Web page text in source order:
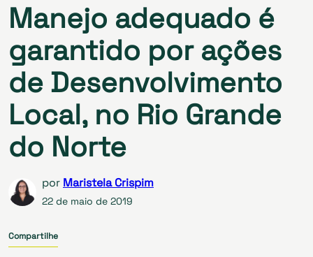
Manejo adequado é
garantido por ações
de Desenvolvimento
Local, no Rio Grande
do Norte
por Maristela Crispim
22 de maio de 2019
Compartilhe